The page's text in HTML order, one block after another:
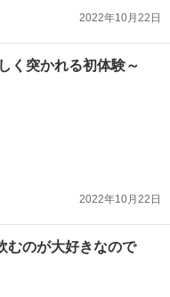
2022年10月22日
く突かれる初体験～
2022年10月22日
むのが大好きなので